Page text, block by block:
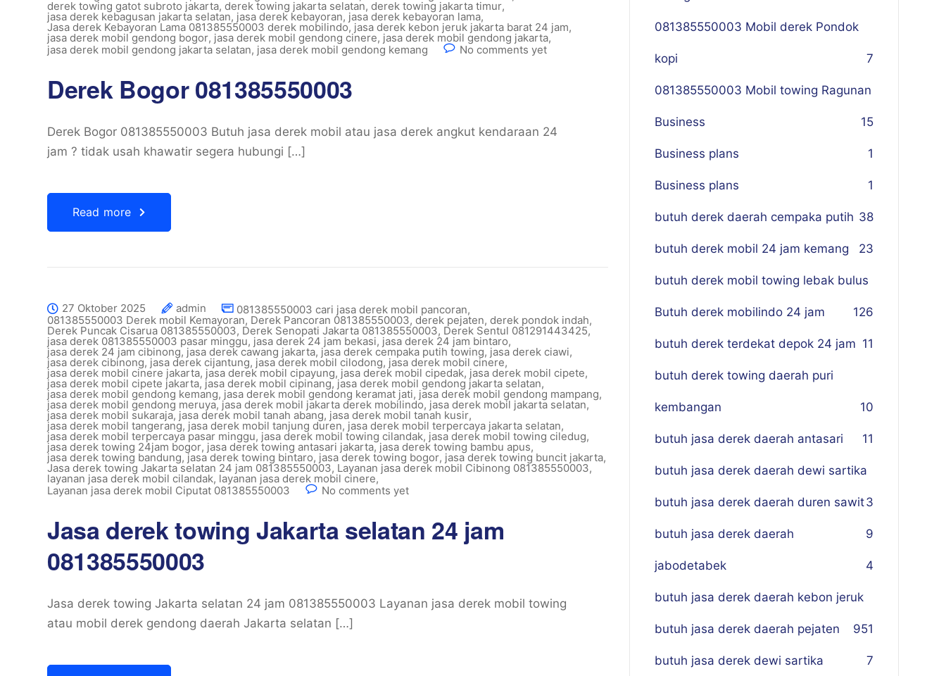
derek towing gatot subroto jakarta, derek towing jakarta selatan, derek towing jakarta timur,
jasa derek kebagusan jakarta selatan, jasa derek kebayoran, jasa derek kebayoran lama,
Jasa derek Kebayoran Lama 081385550003 derek mobilindo, jasa derek kebon jeruk jakarta barat 24 jam,
jasa derek mobil gendong bogor, jasa derek mobil gendong cinere, jasa derek mobil gendong jakarta,
jasa derek mobil gendong jakarta selatan, jasa derek mobil gendong kemang No comments yet
Derek Bogor 081385550003
Derek Bogor 081385550003 Butuh jasa derek mobil atau jasa derek angkut kendaraan 24
jam ? tidak usah khawatir segera hubungi […]
Read more
27 Oktober 2025 admin 081385550003 cari jasa derek mobil pancoran,
081385550003 Derek mobil Kemayoran, Derek Pancoran 081385550003, derek pejaten, derek pondok indah,
Derek Puncak Cisarua 081385550003, Derek Senopati Jakarta 081385550003, Derek Sentul 081291443425,
jasa derek 081385550003 pasar minggu, jasa derek 24 jam bekasi, jasa derek 24 jam bintaro,
jasa derek 24 jam cibinong, jasa derek cawang jakarta, jasa derek cempaka putih towing, jasa derek ciawi,
jasa derek cibinong, jasa derek cijantung, jasa derek mobil cilodong, jasa derek mobil cinere,
jasa derek mobil cinere jakarta, jasa derek mobil cipayung, jasa derek mobil cipedak, jasa derek mobil cipete,
jasa derek mobil cipete jakarta, jasa derek mobil cipinang,jasa derek mobil gendong jakarta selatan,
jasa derek mobil gendong kemang, jasa derek mobil gendong keramat jati, jasa derek mobil gendong mampang,
jasa derek mobil gendong meruya, jasa derek mobil jakarta derek mobilindo, jasa derek mobil jakarta selatan,
jasa derek mobil sukaraja, jasa derek mobil tanah abang, jasa derek mobil tanah kusir,
jasa derek mobil tangerang, jasa derek mobil tanjung duren, jasa derek mobil terpercaya jakarta selatan,
jasa derek mobil terpercaya pasar minggu, jasa derek mobil towing cilandak, jasa derek mobil towing ciledug,
jasa derek towing 24jam bogor, jasa derek towing antasari jakarta,jasa derek towing bambu apus,
jasa derek towing bandung,jasa derek towing bintaro, jasa derek towing bogor, jasa derek towing buncit jakarta,
Jasa derek towing Jakarta selatan 24 jam 081385550003, Layanan jasa derek mobil Cibinong 081385550003,
layanan jasa derek mobil cilandak, layanan jasa derek mobil cinere,
Layanan jasa derek mobil Ciputat 081385550003
No comments yet
Jasa derek towing Jakarta selatan 24 jam
081385550003
Jasa derek towing Jakarta selatan 24 jam 081385550003 Layanan jasa derek mobil towing
atau mobil derek gendong daerah Jakarta selatan […]
081385550003 Mobil derek Pondok
kopi 7
081385550003 Mobil towing Ragunan
5
Business 1
Business plans 1
Business plans 1
butuh derek daerah cempaka putih 38
butuh derek mobil 24 jam kemang 23
butuh derek mobil towing lebak bulus
26
Butuh derek mobilindo 24 jam 1
butuh derek terdekat depok 24 jam 11
butuh derek towing daerah puri
kembangan 10
butuh jasa derek daerah antasari 11
butuh jasa derek daerah dewi sartika
3
butuh jasa derek daerah duren sawit
9
butuh jasa derek daerah
jabodetabek 4
butuh jasa derek daerah kebon jeruk
51
butuh jasa derek daerah pejaten 9
butuh jasa derek dewi sartika 7